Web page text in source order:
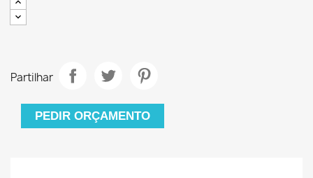
Partilhar
PEDIR ORÇAMENTO